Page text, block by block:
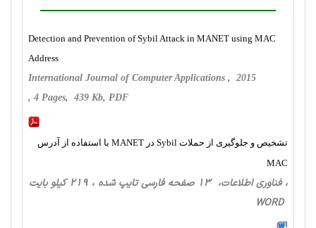
Detection and Prevention of Sybil Attack in MANET using MAC
Address
International Journal of Computer Applications , 2015
, 4 Pages, 439 Kb, PDF
تشخیص و جلوگیری از حملات Sybil در MANET با استفاده از آدرس
MAC
، فناوری اطلاعات، 13 صفحه فارسی تایپ شده ، 219 کیلو بایت
WORD